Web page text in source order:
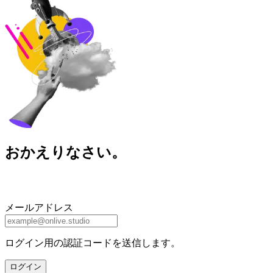
おかえりなさい。
メールアドレス
ログイン用の認証コードを送信します。
ログイン